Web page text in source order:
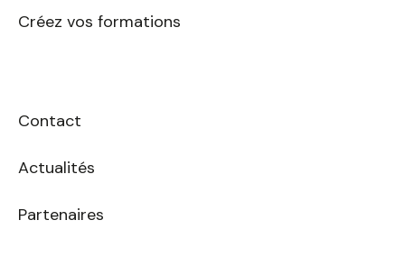
Créez vos formations
Contact
Actualités
Partenaires